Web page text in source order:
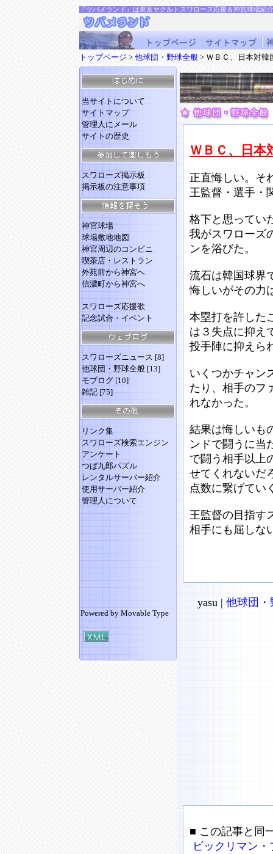
『ツバメランド』は東京ヤクルトスワローズ応援＆神宮球場紹
トップページ>他球団・野球全般> ＷＢＣ、日本対韓
当サイトについて
サイトマップ
管理人にメール
サイトの歴史
スワローズ掲示板
掲示板の注意事項
神宮球場
球場敷地地図
神宮周辺のコンビニ
喫茶店・レストラン
外苑前から神宮へ
信濃町から神宮へ
スワローズ応援歌
記念試合・イベント
スワローズニュース [8]
他球団・野球全般 [13]
モブログ [10]
雑記 [75]
リンク集
スワローズ検索エンジン
アンケート
つば九郎パズル
レンタルサーバー紹介
使用サーバー紹介
管理人について
Powered by Movable Type
ＷＢＣ、日本
正直悔しい。そ
王監督・選手・
格下と思ってい
我がスワローズ
ンを浴びた。
流石は韓国球界
悔しいがその力
本塁打を許した
は３失点に抑え
投手陣に抑えら
いくつかチャン
たり、相手のフ
れなかった。
結果は悔しいも
ンドで闘うに当
で闘う相手以上
せてくれないだ
点数に繋げてい
王監督の目指す
相手にも屈しな
yasu | 他球団・
■ この記事と同
ビックリマン・